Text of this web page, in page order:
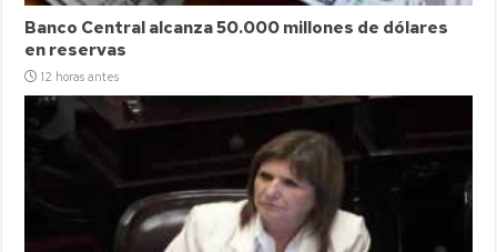
Banco Central alcanza 50.000 millones de dólares
en reservas
12 horas antes